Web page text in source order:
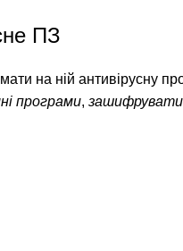
ПЗ
на ній антивірусну
програми, зашифрувати